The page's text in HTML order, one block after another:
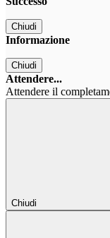
Chiudi
Informazione
Chiudi
Attendere...
Attendere il
Chiudi